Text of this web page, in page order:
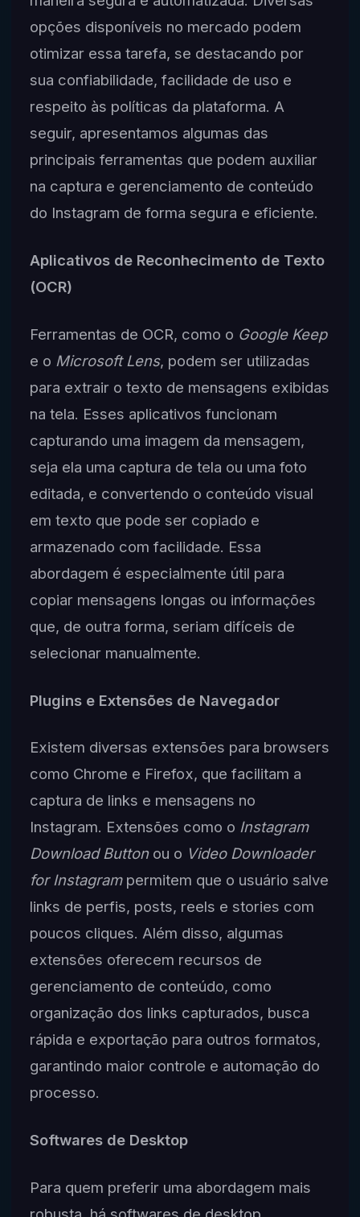
opções disponíveis no mercado podem
otimizar essa tarefa, se destacando por
sua confiabilidade, facilidade de uso e
respeito às políticas da plataforma. A
seguir, apresentamos algumas das
principais ferramentas que podem auxiliar
na captura e gerenciamento de conteúdo
do Instagram de forma segura e eficiente.
Aplicativos de Reconhecimento de Texto
(OCR)
Ferramentas de OCR, como o Google Keep
e o Microsoft Lens, podem ser utilizadas
para extrair o texto de mensagens exibidas
na tela. Esses aplicativos funcionam
capturando uma imagem da mensagem,
seja ela uma captura de tela ou uma foto
editada, e convertendo o conteúdo visual
em texto que pode ser copiado e
armazenado com facilidade. Essa
abordagem é especialmente útil para
copiar mensagens longas ou informações
que, de outra forma, seriam difíceis de
selecionar manualmente.
Plugins e Extensões de Navegador
Existem diversas extensões para browsers
como Chrome e Firefox, que facilitam a
captura de links e mensagens no
Instagram. Extensões como o Instagram
Download Buttonou o Video Downloader
for Instagrampermitem que o usuário salve
links de perfis, posts, reels e stories com
poucos cliques. Além disso, algumas
extensões oferecem recursos de
gerenciamento de conteúdo, como
organização dos links capturados, busca
rápida e exportação para outros formatos,
garantindo maior controle e automação do
processo.
Softwares de Desktop
Para quem preferir uma abordagem mais